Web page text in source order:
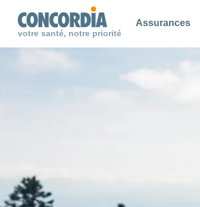
votre santé, notre priorité
Assurances
Chercher
Chercher
Chercher